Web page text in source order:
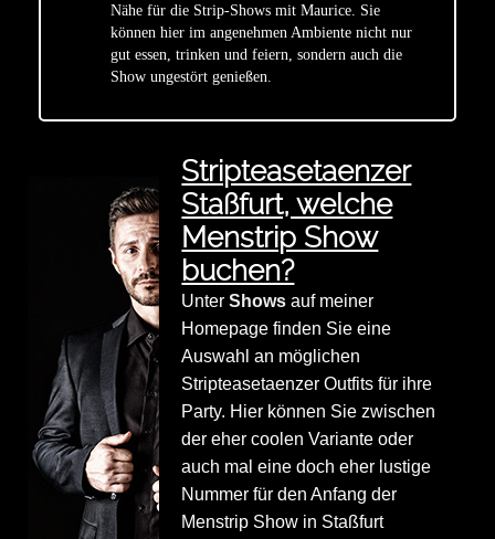
Nähe für die Strip-Shows mit Maurice. Sie
können hier im angenehmen Ambiente nicht nur
gut essen, trinken und feiern, sondern auch die
Show ungestört genießen.
Stripteasetaenzer
Staßfurt, welche
Menstrip Show
buchen?
UnterShows auf meiner
Homepage finden Sie eine
Auswahl an möglichen
Stripteasetaenzer Outfits für ihre
Party. Hier können Sie zwischen
der eher coolen Variante oder
auch mal eine doch eher lustige
Nummer für den Anfang der
Menstrip Show in Staßfurt